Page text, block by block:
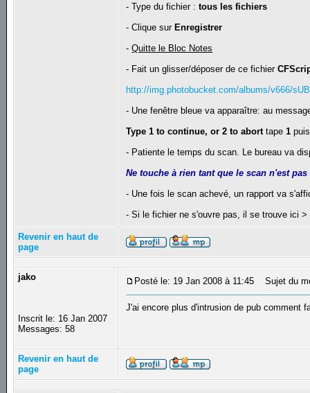
- Type du fichier :tous les fichiers
- Clique surEnregistrer
-Quitte le Bloc Notes
- Fait un glisser/déposer de ce fichier
http://img.photobucket.com/albums/v666/
- Une fenêtre bleue va apparaître: au
Type 1 to continue, or 2 to abort tape1
- Patiente le temps du scan. Le bureau va
Ne touche à rien tant que le scan n'est
- Une fois le scan achevé, un rapport va
- Si le fichier ne s'ouvre pas, il se trouve ici
Revenir en haut de
page
jako
Inscrit le: 16 Jan 2007
Messages: 58
Posté le: 19 Jan 2008 à 11:45 Sujet du
J'ai encore plus d'intrusion de pub comment
Revenir en haut de
page